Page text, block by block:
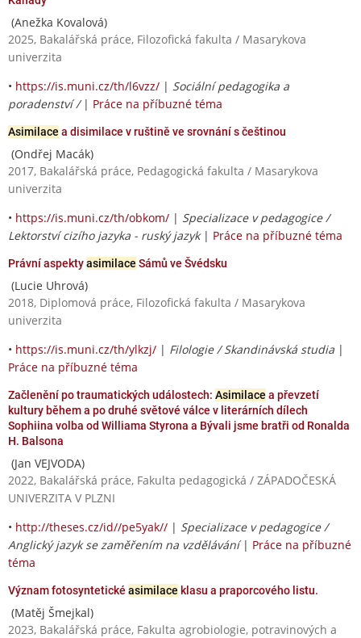
(Anežka Kovalová)
2025, Bakalářská práce, Filozofická fakulta / Masarykova
univerzita
• https://is.muni.cz/th/l6vzz/ | Sociální pedagogika a
poradenství / | Práce na příbuzné téma
Asimilace a disimilace v ruštině ve srovnání s češtinou
(Ondřej Macák)
2017, Bakalářská práce, Pedagogická fakulta / Masarykova
univerzita
• https://is.muni.cz/th/obkom/ | Specializace v pedagogice /
Lektorství cizího jazyka - ruský jazyk| Práce na příbuzné téma
Právní aspektyasimilace Sámů ve Švédsku
(Lucie Uhrová)
2018, Diplomová práce, Filozofická fakulta / Masarykova
univerzita
• https://is.muni.cz/th/ylkzj/ | Filologie / Skandinávská studia |
Práce na příbuzné téma
Začlenění po traumatických událostech: Asimilace a převzetí
kultury během a po druhé světové válce v literárních dílech
Sophiina volba od Williama Styrona a Bývali jsme bratři od Ronalda
H. Balsona
(Jan VEJVODA)
2022, Bakalářská práce, Fakulta pedagogická / ZÁPADOČESKÁ
UNIVERZITA V PLZNI
• http://theses.cz/id//pe5yak// | Specializace v pedagogice /
Anglický jazyk se zaměřením na vzdělávání| Práce na příbuzné
téma
Význam fotosyntetické asimilace klasu a praporcového listu.
(Matěj Šmejkal)
2023, Bakalářská práce, Fakulta agrobiologie, potravinových a